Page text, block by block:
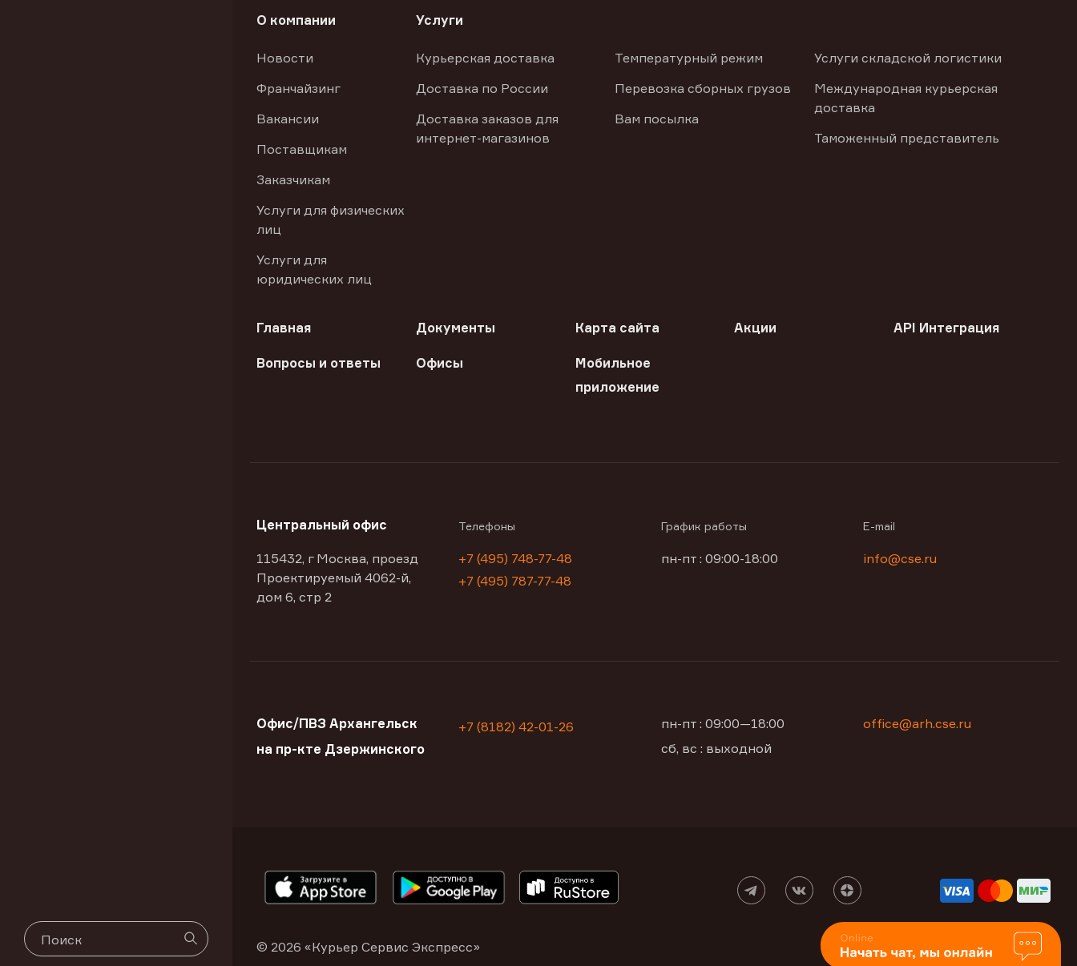
О компании
Новости
Франчайзинг
Вакансии
Поставщикам
Заказчикам
Услуги для физических
лиц
Услуги для
юридических лиц
Услуги
Курьерская доставка
Доставка по России
Доставка заказов для
интернет-магазинов
Температурный режим
Перевозка сборных грузов
Вам посылка
Услуги складской логистики
Международная курьерская
доставка
Таможенный представитель
Главная Документы Карта сайта Акции API Интеграция
Вопросы и ответы Офисы
Мобильное
приложение
Центральный офис
115432, г Москва, проезд
Проектируемый 4062-й,
дом 6, стр 2
Телефоны
+7 (495) 748-77-48
+7 (495) 787-77-48
График работы
пн-пт : 09:00-18:00
E-mail
info@cse.ru
Офис/ПВЗ Архангельск
на пр-кте Дзержинского
+7 (8182) 42-01-26
пн-пт : 09:00—18:00
сб, вс : выходной
office@arh.cse.ru
© 2026 «Курьер Сервис Экспресс»